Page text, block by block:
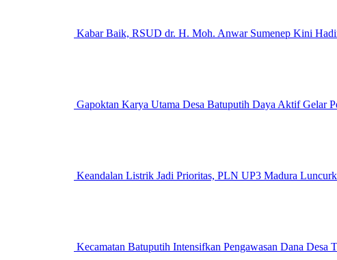
Kabar Baik, RSUD dr. H. Moh. Anwar Sumenep Kini
Gapoktan Karya Utama Desa Batuputih Daya Aktif Gelar
Keandalan Listrik Jadi Prioritas, PLN UP3 Madura
Kecamatan Batuputih Intensifkan Pengawasan Dana Desa